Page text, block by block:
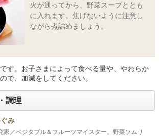
火が通ってから、野菜スープととも
に入れます。焦げないように注意し
ながら煮詰めましょう。
す。お子さまによって食べる量や、やわらか
で、加減をしてください。
調理
み
家／ベジタブル＆フルーツマイスター。野菜ソムリ